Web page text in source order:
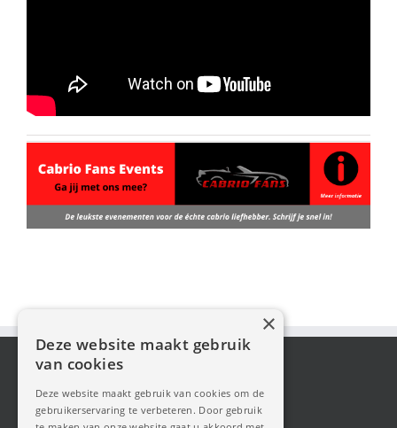
Deze website maakt gebruik
van cookies
Deze website maakt gebruik van cookies om de
gebruikerservaring te verbeteren. Door gebruik
×